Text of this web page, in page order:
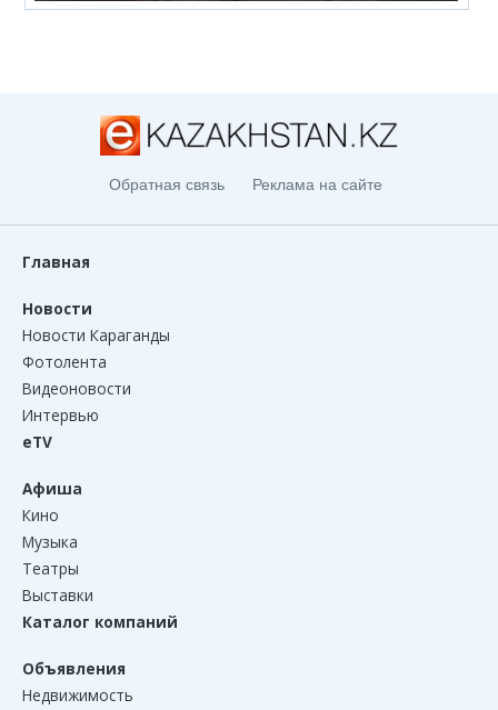
Обратная связь Реклама на сайте
Главная
Новости
Новости Караганды
Фотолента
Видеоновости
Интервью
eTV
Афиша
Кино
Музыка
Театры
Выставки
Каталог компаний
Объявления
Недвижимость